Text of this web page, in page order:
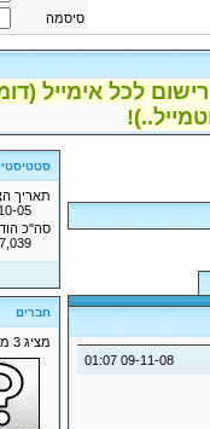
סיסמה
לכל אימייל
09-11-08
01:07
תאריך
05
סה"כ
7,039
חברים
מציג 3 מתוך 3 חברים